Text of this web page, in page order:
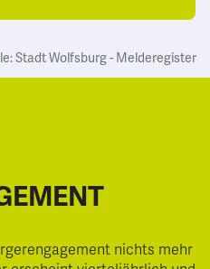
Stadt Wolfsburg - Melderegister
nichts mehr